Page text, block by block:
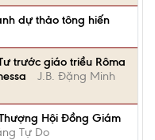
dự thảo tông hiến
trước giáo triều Rôma
J.B. Đặng Minh
Hội Đồng Giám
Tự Do